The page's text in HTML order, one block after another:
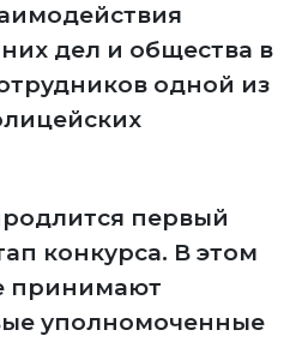
дел и общества в
одной из
первый
конкурса. В этом
принимают
уполномоченные